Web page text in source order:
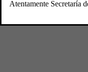
Atentamente Secretaría